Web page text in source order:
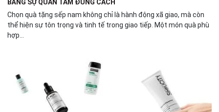
BẰNG SỰ QUAN TÂM ĐÚNG CÁCH
Chọn quà tặng sếp nam không chỉ là hành động xã giao, mà còn
thể hiện sự tôn trọng và tinh tế trong giao tiếp. Một món quà phù
hợp...